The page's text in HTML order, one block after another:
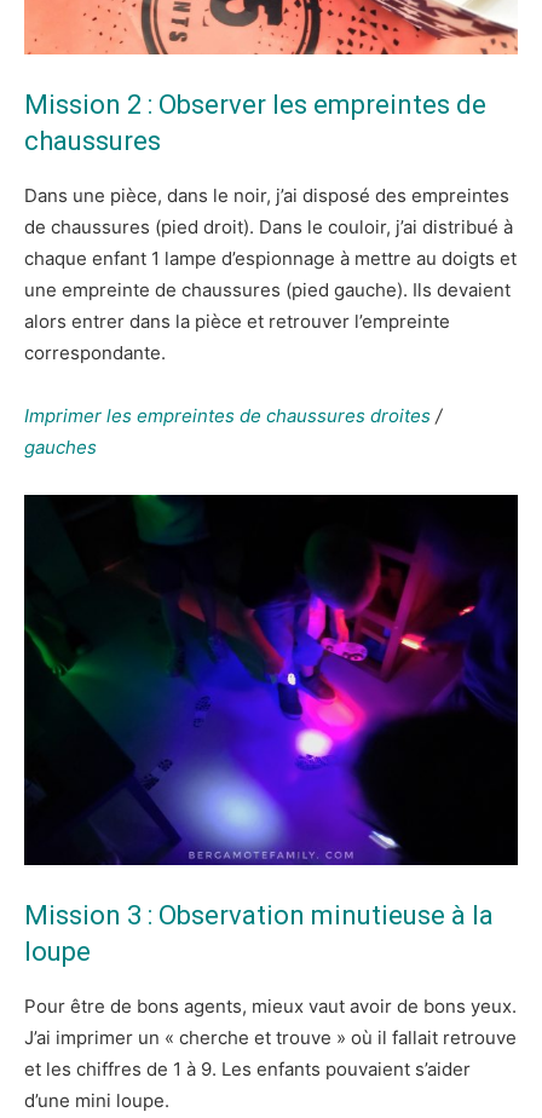
Mission 2 : Observer les empreintes de
chaussures
Dans une pièce, dans le noir, j’ai disposé des empreintes
de chaussures (pied droit). Dans le couloir, j’ai distribué à
chaque enfant 1 lampe d’espionnage à mettre au doigts et
une empreinte de chaussures (pied gauche). Ils devaient
alors entrer dans la pièce et retrouver l’empreinte
correspondante.
Imprimer les empreintes de chaussures droites /
gauches
Mission 3 : Observation minutieuse à la
loupe
Pour être de bons agents, mieux vaut avoir de bons yeux.
J’ai imprimer un « cherche et trouve » où il fallait retrouve
et les chiffres de 1 à 9. Les enfants pouvaient s’aider
d’une mini loupe.